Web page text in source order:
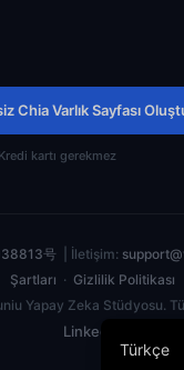
Chia Varlık Sayfası
kartı gerekmez
号| İletişim:
Şartları · Gizlilik Politikası
Yapay Zeka Stüdyosu.
LinkedIn
Türkçe
English
한국어
العربية